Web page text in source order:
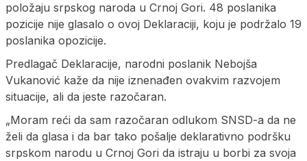
položaju srpskog naroda u Crnoj Gori. 48 poslanika
pozicije nije glasalo o ovoj Deklaraciji, koju je podržalo 19
poslanika opozicije.
Predlagač Deklaracije, narodni poslanik Nebojša
Vukanović kaže da nije iznenađen ovakvim razvojem
situacije, ali da jeste razočaran.
„Moram reći da sam razočaran odlukom SNSD-a da ne
želi da glasa i da bar tako pošalje deklarativno podršku
srpskom narodu u Crnoj Gori da istraju u borbi za svoja